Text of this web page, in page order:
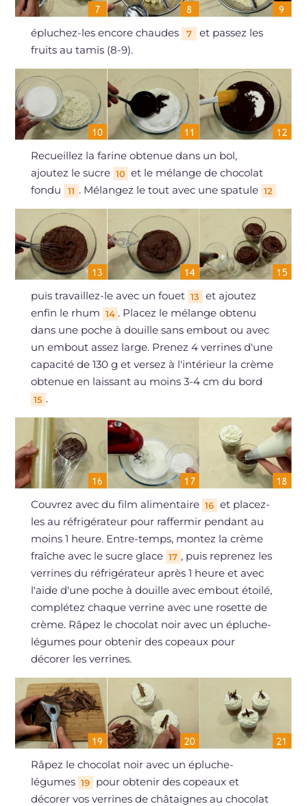
épluchez-les encore chaudes 7
et passez les
fruits au tamis (8-9).
Recueillez la farine obtenue dans un bol,
ajoutez le sucre 10 et le mélange de chocolat
fondu
11 . Mélangez le tout avec une spatule 12
puis travaillez-le avec un fouet 13
et ajoutez
enfin le rhum 14 . Placez le mélange obtenu
dans une poche à douille sans embout ou avec
un embout assez large. Prenez 4 verrines d'une
capacité de 130 g et versez à l'intérieur la crème
obtenue en laissant au moins 3-4 cm du bord
15 .
Couvrez avec du film alimentaire 16 et placez-
les au réfrigérateur pour raffermir pendant au
moins 1 heure. Entre-temps, montez la crème
fraîche avec le sucre glace 17 , puis reprenez les
verrines du réfrigérateur après 1 heure et avec
l'aide d'une poche à douille avec embout étoilé,
complétez chaque verrine avec une rosette de
crème. Râpez le chocolat noir avec un épluche-
légumes pour obtenir des copeaux pour
décorer les verrines.
Râpez le chocolat noir avec un épluche-
légumes 19
pour obtenir des copeaux et
décorer vos verrines de châtaignes au chocolat